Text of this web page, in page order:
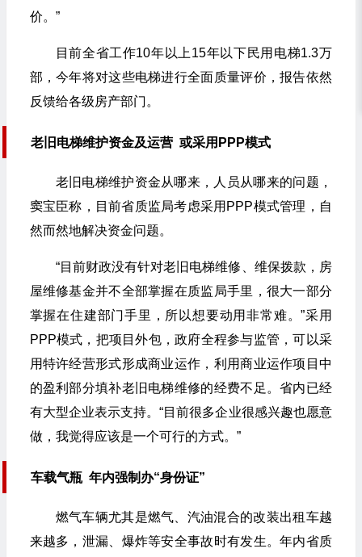
价。”
目前全省工作10年以上15年以下民用电梯1.3万
部，今年将对这些电梯进行全面质量评价，报告依然
反馈给各级房产部门。
老旧电梯维护资金及运营 或采用PPP模式
老旧电梯维护资金从哪来，人员从哪来的问题，
窦宝臣称，目前省质监局考虑采用PPP模式管理，自
然而然地解决资金问题。
“目前财政没有针对老旧电梯维修、维保拨款，房
屋维修基金并不全部掌握在质监局手里，很大一部分
掌握在住建部门手里，所以想要动用非常难。”采用
PPP模式，把项目外包，政府全程参与监管，可以采
用特许经营形式形成商业运作，利用商业运作项目中
的盈利部分填补老旧电梯维修的经费不足。省内已经
有大型企业表示支持。“目前很多企业很感兴趣也愿意
做，我觉得应该是一个可行的方式。”
车载气瓶 年内强制办“身份证”
燃气车辆尤其是燃气、汽油混合的改装出租车越
来越多，泄漏、爆炸等安全事故时有发生。年内省质